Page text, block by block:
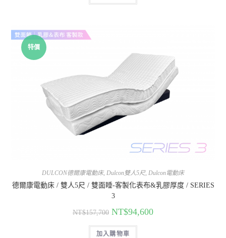
特價
DULCON德爾康電動床, Dulcon雙人5尺, Dulcon電動床
德爾康電動床 / 雙人5尺 / 雙面睡-客製化表布&乳膠厚度 / SERIES
3
NT$157,700 NT$94,600
加入購物車